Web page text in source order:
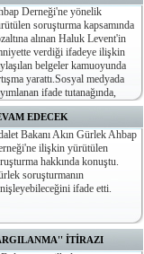
Derneği'ne yönelik
soruşturma kapsamında
alınan Haluk Levent'in
verdiği ifadeye ilişkin
belgeler kamuoyunda
yarattı.Sosyal medyada
ifade tutanağında,
"Bu konuda ifade
susma hakkımı
EDECEK
Bakanı Akın Gürlek Ahbap
ilişkin yürütülen
hakkında konuştu.
soruşturmanın
ifade etti.
İTİRAZI